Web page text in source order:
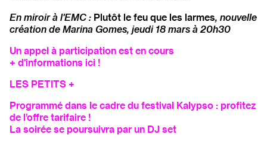
En miroir à l'EMC : Plutôt le feu que les larmes, nouvelle
création de Marina Gomes, jeudi 18 mars à 20h30
Un appel à participation est en cours
+ d'informations ici !
LES PETITS +
Programmé dans le cadre du festival Kalypso : profitez
de l’offre tarifaire !
La soirée se poursuivra par un DJ set